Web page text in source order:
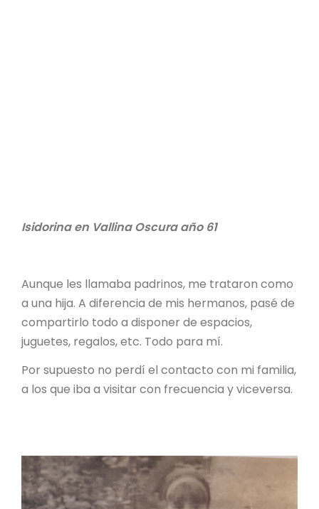
Isidorina en Vallina Oscura año 61
Aunque les llamaba padrinos, me trataron como
a una hija. A diferencia de mis hermanos, pasé de
compartirlo todo a disponer de espacios,
juguetes, regalos, etc. Todo para mí.
Por supuesto no perdí el contacto con mi familia,
a los que iba a visitar con frecuencia y viceversa.